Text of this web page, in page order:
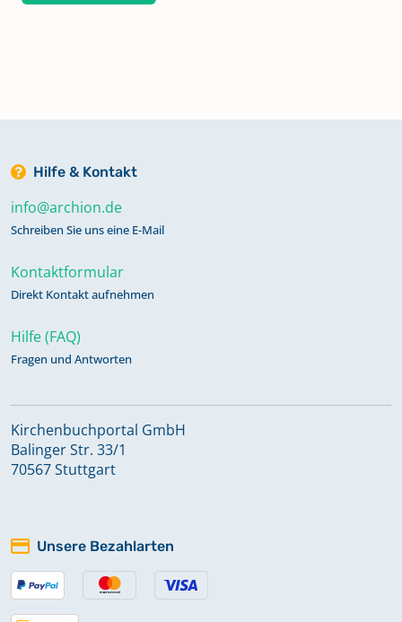
Hilfe & Kontakt
info@archion.de
Schreiben Sie uns eine E-Mail
Kontaktformular
Direkt Kontakt aufnehmen
Hilfe (FAQ)
Fragen und Antworten
Kirchenbuchportal GmbH
Balinger Str. 33/1
70567 Stuttgart
Unsere Bezahlarten